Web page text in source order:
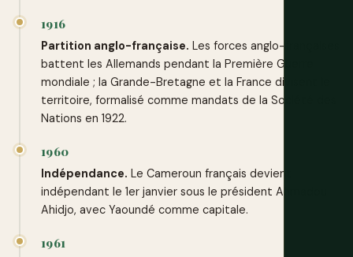
1916
Partition anglo-française. Les forces anglo-françaises
battent les Allemands pendant la Première Guerre
mondiale ; la Grande-Bretagne et la France divisent le
territoire, formalisé comme mandats de la Société des
Nations en 1922.
1960
Indépendance. Le Cameroun français devient
indépendant le 1er janvier sous le président Ahmadou
Ahidjo, avec Yaoundé comme capitale.
1961